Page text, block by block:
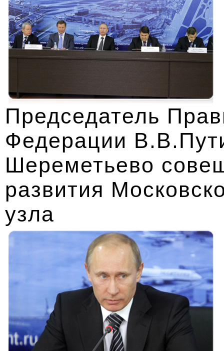
Председатель
Федерации
Шереметьево
развития
узла